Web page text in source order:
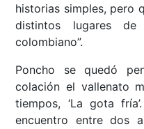
historias simples, pero
distintos lugares
colombiano”.
Poncho se quedó
colación el vallenato
tiempos, ‘La gota
encuentro entre dos